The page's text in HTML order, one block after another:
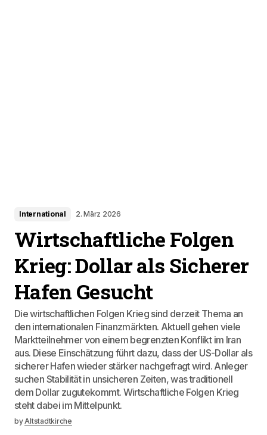
International 2. März 2026
Wirtschaftliche Folgen
Krieg: Dollar als Sicherer
Hafen Gesucht
Die wirtschaftlichen Folgen Krieg sind derzeit Thema an
den internationalen Finanzmärkten. Aktuell gehen viele
Marktteilnehmer von einem begrenzten Konflikt im Iran
aus. Diese Einschätzung führt dazu, dass der US-Dollar als
sicherer Hafen wieder stärker nachgefragt wird. Anleger
suchen Stabilität in unsicheren Zeiten, was traditionell
dem Dollar zugutekommt. Wirtschaftliche Folgen Krieg
steht dabei im Mittelpunkt.
byAltstadtkirche